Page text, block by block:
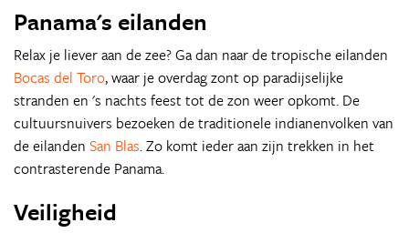
Panama's eilanden
Relax je liever aan de zee? Ga dan naar de tropische eilanden
Bocas del Toro, waar je overdag zont op paradijselijke
stranden en 's nachts feest tot de zon weer opkomt. De
cultuursnuivers bezoeken de traditionele indianenvolken van
de eilanden San Blas. Zo komt ieder aan zijn trekken in het
contrasterende Panama.
Veiligheid